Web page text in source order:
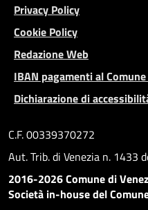
Privacy Policy
Cookie Policy
Redazione Web
IBAN pagamenti al
Dichiarazione di
C.F. 00339370272
Aut. Trib. di Venezia n. 1433
2016-2026 Comune di
Società in-house del